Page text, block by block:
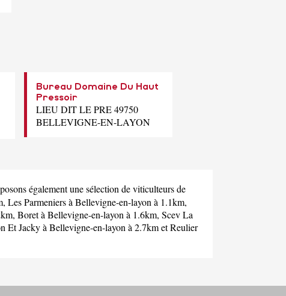
Bureau Domaine Du Haut
Pressoir
LIEU DIT LE PRE 49750
BELLEVIGNE-EN-LAYON
également une sélection de viticulteurs de
Les Parmeniersà Bellevigne-en-layon à 1.1km,
Boretà Bellevigne-en-layon à 1.6km, Scev La
Et Jackyà Bellevigne-en-layon à 2.7km etReulier